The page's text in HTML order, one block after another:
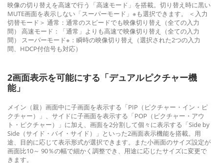
映像の切り替えを高速で行う「高速モード」を搭載。切り替え時に黒い
MUTE画面を表示しない「スーパーモード」※も選択できます。 ＜入力
切替モード＞ 通常：通常のスピードでも映像切り替え（全ての入力
間） 高速モード：「通常」よりも高速で映像切り替え（全ての入力
間） スーパーモード※：瞬時の映像切り替え（選択された2つの入力
間、HDCP付信号も対応）
2画面表示を可能にする「デュアルピクチャー機
能」
メイン（親）画面中に子画面を表示する「PIP（ピクチャー・イン・ピ
クチャー）」、サイドに子画面を表示する「POP（ピクチャー・アウ
ト・ピクチャー）」に加え、画面を2分割して個々に表示する「Side by
Side（サイド・バイ・サイド）」といった2画面表示機能を搭載。用
途、目的に応じて表示形式が選択できます。また小画面のサイズ設定が
画面比10～ 90％の幅で細かく調整でき、用途に応じたサイズに変更で
きます。